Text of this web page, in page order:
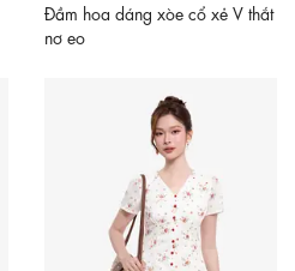
Đầm hoa dáng xòe cổ xẻ V thắt
nơ eo